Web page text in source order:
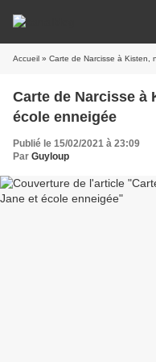
Accueil » Carte de Narcisse à Kisten,
Carte de Narcisse à
école enneigée
Publié le 15/02/2021 à 23:09
Par Guyloup